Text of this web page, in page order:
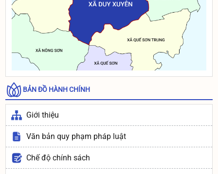
Thông báo: Niêm yết Danh sách đối tượng đề nghị công
nhận và giải quyết chế độ thương binh theo Nghị định
131/2021/NĐ-CP của chính phủ
BẢN ĐỒ HÀNH CHÍNH
Giới thiệu
Văn bản quy phạm pháp luật
Chế độ chính sách